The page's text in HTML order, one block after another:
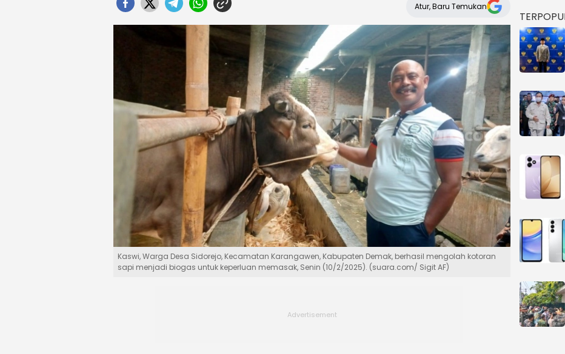
Atur, Baru Temukan
Kaswi, Warga Desa Sidorejo, Kecamatan Karangawen, Kabupaten Demak, berhasil mengolah kotoran
sapi menjadi biogas untuk keperluan memasak, Senin (10/2/2025). (suara.com/ Sigit AF)